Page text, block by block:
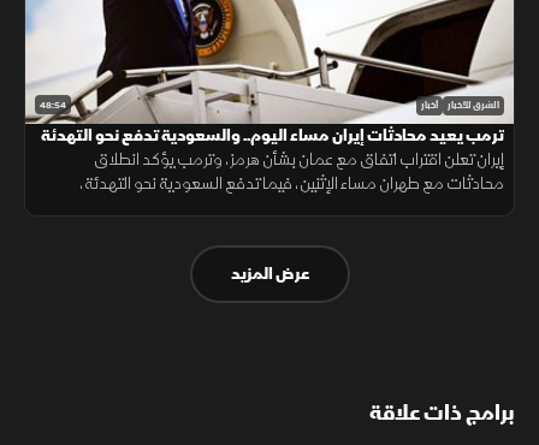
48:54 الشرق للأخبار أخبار
ترمب يعيد محادثات إيران مساء اليوم.. والسعودية تدفع نحو التهدئة
إيران تعلن اقتراب اتفاق مع عمان بشأن هرمز، وترمب يؤكد انطلاق
محادثات مع طهران مساء الإثنين، فيما تدفع السعودية نحو التهدئة،
عرض المزيد
برامج ذات علاقة